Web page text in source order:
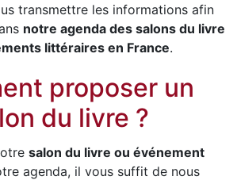
transmettre les informations afin
notre agenda des salons du livre
littéraires en France.
proposer un
du livre ?
salon du livre ou événement
agenda, il vous suffit de nous